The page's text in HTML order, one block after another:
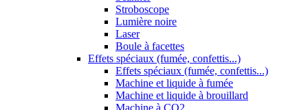
Stroboscope
Lumière noire
Laser
Boule à facettes
Effets spéciaux (fumée, confettis...)
Effets spéciaux (fumée, confettis...)
Machine et liquide à fumée
Machine et liquide à brouillard
Machine à CO2